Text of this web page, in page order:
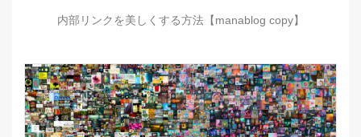
内部リンクを美しくする方法【manablog copy】